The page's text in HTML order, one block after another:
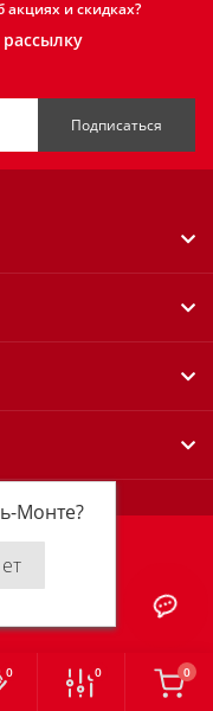
Монте?
0 0 0
акциях и скидках?
Подписаться